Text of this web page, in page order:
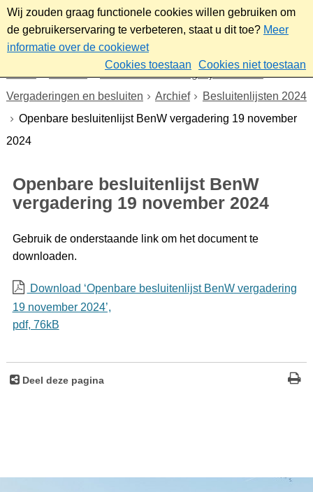
Wij zouden graag functionele cookies willen gebruiken om
de gebruikerservaring te verbeteren, staat u dit toe? Meer
informatie over de cookiewet
Cookies toestaan
Cookies niet toestaan
Gemeenteraad/Dagelijks bestuur
Vergaderingen en besluiten
Archief
Besluitenlijsten 2024
Openbare besluitenlijst BenW vergadering 19 november
2024
Openbare besluitenlijst BenW
vergadering 19 november 2024
Gebruik de onderstaande link om het document te
downloaden.
Download ‘Openbare besluitenlijst BenW vergadering
19 november 2024’,
pdf, 76kB
Deel deze pagina